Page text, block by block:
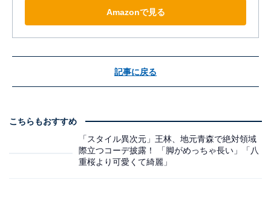
Amazonで見る
記事に戻る
こちらもおすすめ
「スタイル異次元」王林、地元青森で絶対領域
際立つコーデ披露！ 「脚がめっちゃ長い」「八
重桜より可愛くて綺麗」